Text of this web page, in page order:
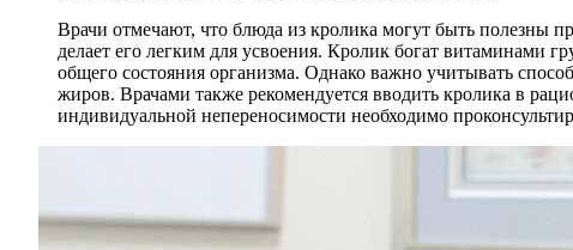
Врачи отмечают, что блюда из кролика могут быть полезны
делает его легким для усвоения. Кролик богат витаминами
общего состояния организма. Однако важно учитывать
жиров. Врачами также рекомендуется вводить кролика в
индивидуальной непереносимости необходимо